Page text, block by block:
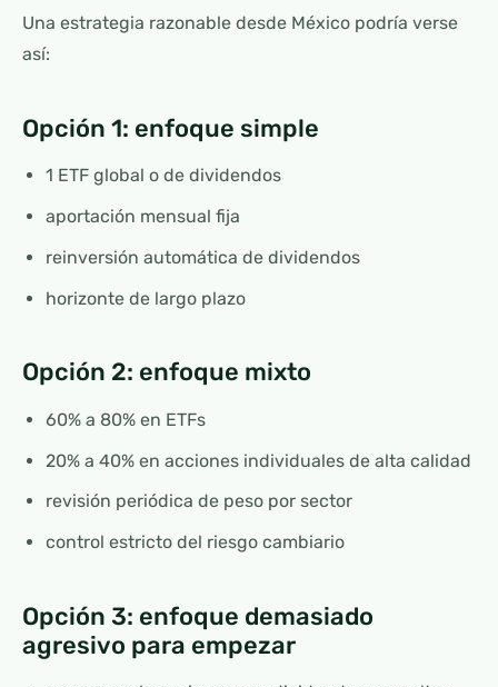
Una estrategia razonable desde México podría verse
así:
Opción 1: enfoque simple
1 ETF global o de dividendos
aportación mensual fija
reinversión automática de dividendos
horizonte de largo plazo
Opción 2: enfoque mixto
60% a 80% en ETFs
20% a 40% en acciones individuales de alta calidad
revisión periódica de peso por sector
control estricto del riesgo cambiario
Opción 3: enfoque demasiado
agresivo para empezar